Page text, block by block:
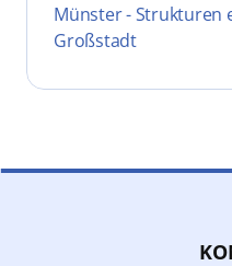
Münster - Strukturen
Großstadt